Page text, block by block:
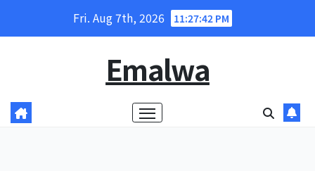
Fri. Aug 7th, 2026 11:27:43 PM
Emalwa